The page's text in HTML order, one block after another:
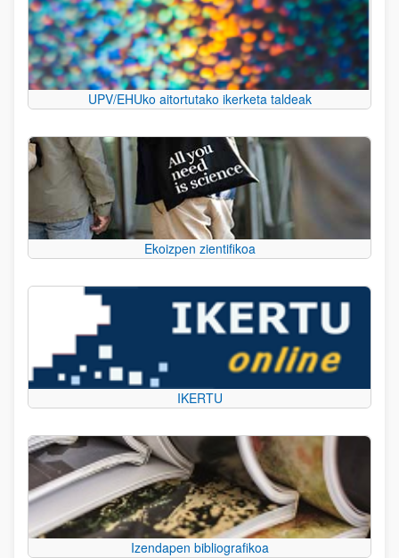
UPV/EHUko aitortutako ikerketa taldeak
Ekoizpen zientifikoa
IKERTU
Izendapen bibliografikoa